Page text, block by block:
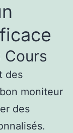
des
moniteur
des